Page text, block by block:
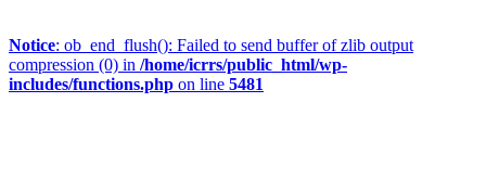
Notice: ob_end_flush(): Failed to send buffer of zlib output
compression (0) in /home/icrrs/public_html/wp-
includes/functions.php on line 5481